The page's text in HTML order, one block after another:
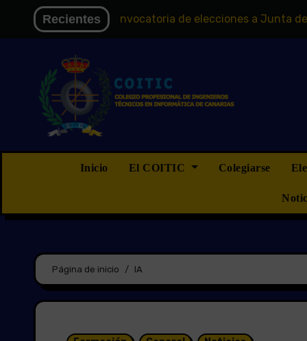
Recientes
Electoral Convocatoria de elecciones a Junta de
Inicio El COITIC Colegiarse
Página de inicio IA